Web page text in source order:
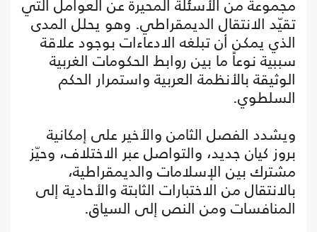
مجموعة من الأسئلة المحيرة عن العوامل التي
تقيّد الانتقال الديمقراطي. وهو يحلل المدى
الذي يمكن أن تبلغه الادعاءات بوجود علاقة
سببية نوعاً ما بين روابط الحكومات الغربية
الوثيقة بالأنظمة العربية واستمرار الحكم
السلطوي.
ويشدد الفصل الثامن والأخير على إمكانية
بروز كيان جديد، والتواصل عبر الاختلاف، وحيّز
مشترك بين الإسلامات والديمقراطية،
بالانتقال من الاختبارات الثابتة والأحادية إلى
المنافسات ومن النص إلى السياق.